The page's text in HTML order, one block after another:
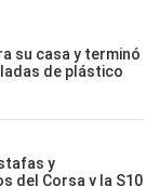
su casa y terminó
de plástico
y
del Corsa y la S10